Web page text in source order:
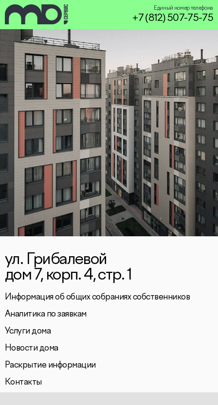
Единый номер телефона
+7 (812) 507-75-75
service@miservice.ru
ул. Грибалевой
дом 7, корп. 4, стр. 1
Информация об общих собраниях собственников
Аналитика по заявкам
Услуги дома
Новости дома
Раскрытие информации
Контакты